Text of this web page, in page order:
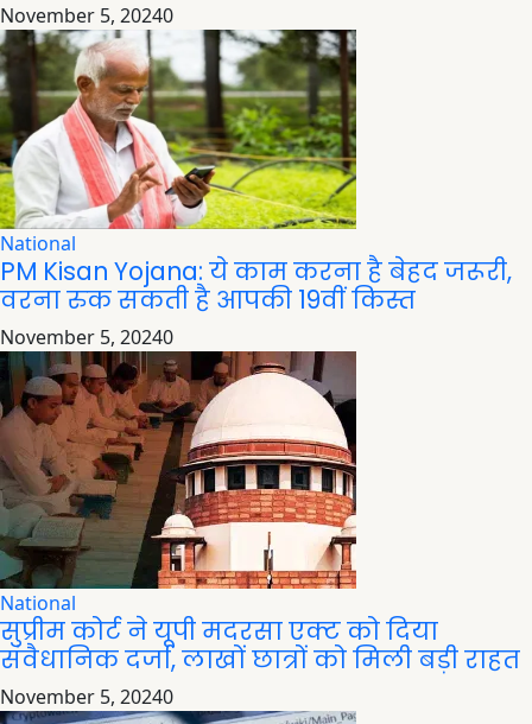
November 5, 20240
National
PM Kisan Yojana: ये काम करना है बेहद जरूरी,
वरना रुक सकती है आपकी 19वीं किस्त
November 5, 20240
National
सुप्रीम कोर्ट ने यूपी मदरसा एक्ट को दिया
संवैधानिक दर्जा, लाखों छात्रों को मिली बड़ी राहत
November 5, 20240